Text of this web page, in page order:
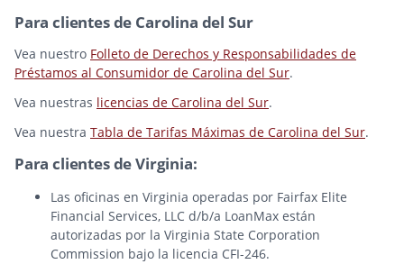
Para clientes de Carolina del Sur
Vea nuestro Folleto de Derechos y Responsabilidades de
Préstamos al Consumidor de Carolina del Sur.
Vea nuestras licencias de Carolina del Sur.
Vea nuestra Tabla de Tarifas Máximas de Carolina del Sur.
Para clientes de Virginia:
Las oficinas en Virginia operadas por Fairfax Elite
Financial Services, LLC d/b/a LoanMax están
autorizadas por la Virginia State Corporation
Commission bajo la licencia CFI-246.